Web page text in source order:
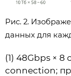
Рис. 2.
данных для
(1) 48Gbps × 8
connection;